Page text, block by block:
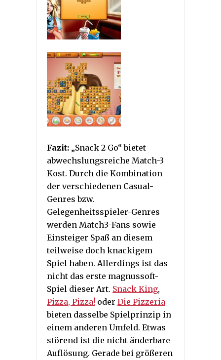
Fazit: „Snack 2 Go“ bietet
abwechslungsreiche Match-3
Kost. Durch die Kombination
der verschiedenen Casual-
Genres bzw.
Gelegenheitsspieler-Genres
werden Match3-Fans sowie
Einsteiger Spaß an diesem
teilweise doch knackigem
Spiel haben. Allerdings ist das
nicht das erste magnussoft-
Spiel dieser Art. Snack King,
Pizza, Pizza! oder Die Pizzeria
bieten dasselbe Spielprinzip in
einem anderen Umfeld. Etwas
störend ist die nicht änderbare
Auflösung. Gerade bei größeren